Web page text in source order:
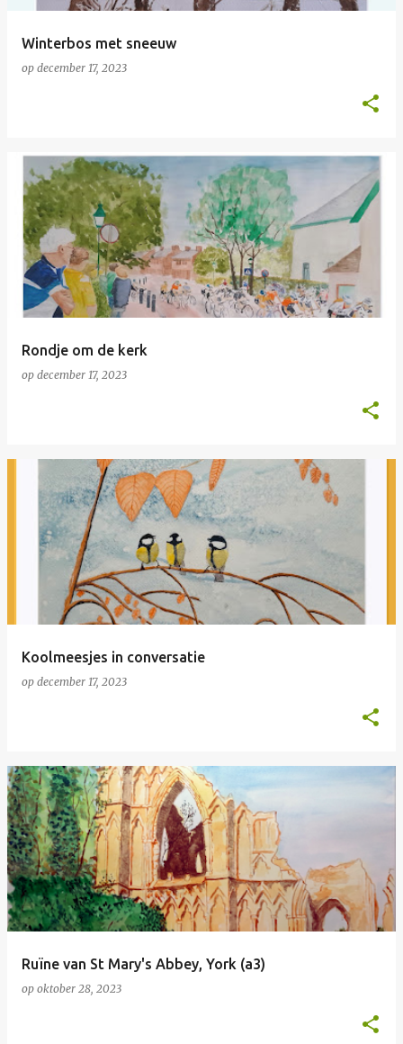
Winterbos met sneeuw
op december 17, 2023
Rondje om de kerk
op december 17, 2023
Koolmeesjes in conversatie
op december 17, 2023
Ruïne van St Mary's Abbey, York (a3)
op oktober 28, 2023